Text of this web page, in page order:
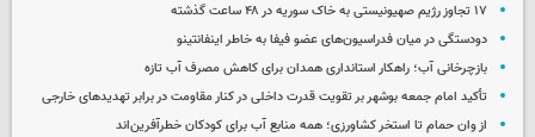
۱۷ تجاوز رژیم صهیونیستی به خاک سوریه در ۴۸ ساعت گذشته
دودستگی در میان فدراسیون‌های عضو فیفا به خاطر اینفانتینو
بازچرخانی آب؛ راهکار استانداری همدان برای کاهش مصرف آب تازه
تأکید امام جمعه بوشهر بر تقویت قدرت داخلی در کنار مقاومت در برابر تهدیدهای خارجی
از وان حمام تا استخر کشاورزی؛ همه منابع آب برای کودکان خطرآفرین‌اند